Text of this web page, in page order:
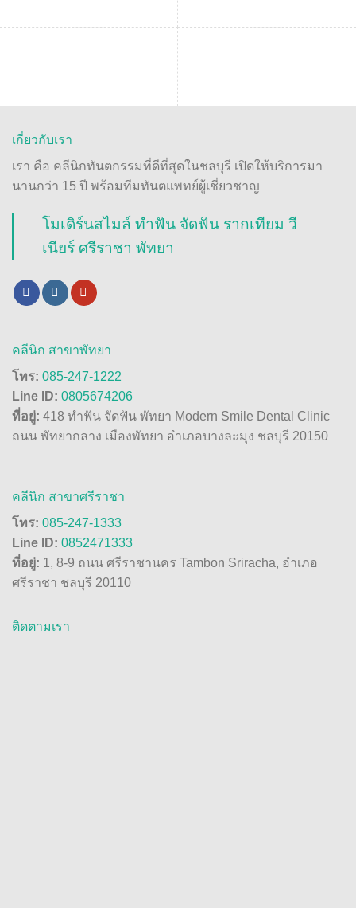
เกี่ยวกับเรา
เรา คือ คลีนิกทันตกรรมที่ดีที่สุดในชลบุรี เปิดให้บริการมา
นานกว่า 15 ปี พร้อมทีมทันตแพทย์ผู้เชี่ยวชาญ
โมเดิร์นสไมล์ ทำฟัน จัดฟัน รากเทียม วี
เนียร์ ศรีราชา พัทยา
คลีนิก สาขาพัทยา
โทร: 085-247-1222
Line ID: 0805674206
ที่อยู่: 418 ทำฟัน จัดฟัน พัทยา Modern Smile Dental Clinic
ถนน พัทยากลาง เมืองพัทยา อำเภอบางละมุง ชลบุรี 20150
คลีนิก สาขาศรีราชา
โทร: 085-247-1333
Line ID: 0852471333
ที่อยู่: 1, 8-9 ถนน ศรีราชานคร Tambon Sriracha, อำเภอ
ศรีราชา ชลบุรี 20110
ติดตามเรา